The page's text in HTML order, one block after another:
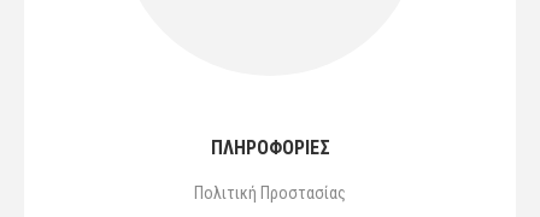
ΠΛΗΡΟΦΟΡΙΕΣ
Πολιτική Προστασίας